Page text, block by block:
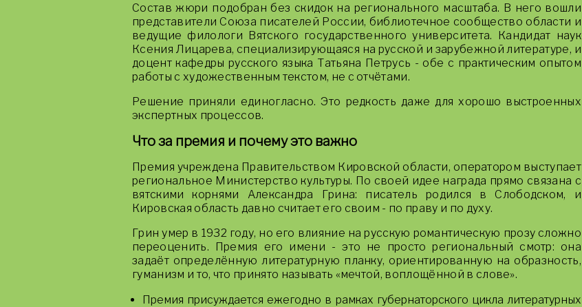
Состав жюри подобран без скидок на регионального масштаба. В него вошли
представители Союза писателей России, библиотечное сообщество области и
ведущие филологи Вятского государственного университета. Кандидат наук
Ксения Лицарева, специализирующаяся на русской и зарубежной литературе, и
доцент кафедры русского языка Татьяна Петрусь - обе с практическим опытом
работы с художественным текстом, не с отчётами.
Решение приняли единогласно. Это редкость даже для хорошо выстроенных
экспертных процессов.
Что за премия и почему это важно
Премия учреждена Правительством Кировской области, оператором выступает
региональное Министерство культуры. По своей идее награда прямо связана с
вятскими корнями Александра Грина: писатель родился в Слободском, и
Кировская область давно считает его своим - по праву и по духу.
Грин умер в 1932 году, но его влияние на русскую романтическую прозу сложно
переоценить. Премия его имени - это не просто региональный смотр: она
задаёт определённую литературную планку, ориентированную на образность,
гуманизм и то, что принято называть «мечтой, воплощённой в слове».
Премия присуждается ежегодно в рамках губернаторского цикла литературных